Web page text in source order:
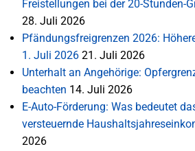
Freistellungen bei der 20-Stunden-
28. Juli 2026
Pfändungsfreigrenzen 2026:
1. Juli 2026 21. Juli 2026
Unterhalt an Angehörige:
beachten 14. Juli 2026
E-Auto-Förderung: Was bedeutet
versteuernde
2026